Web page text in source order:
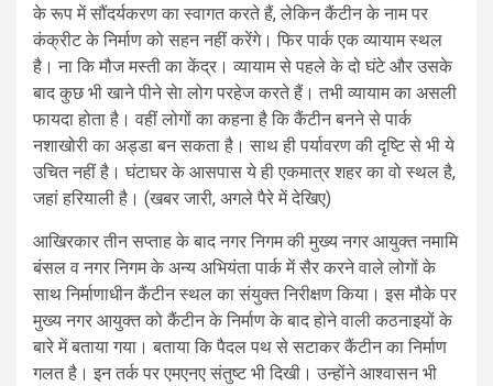
के रूप में सौंदर्यकरण का स्वागत करते हैं, लेकिन कैंटीन के नाम पर
कंक्रीट के निर्माण को सहन नहीं करेंगे। फिर पार्क एक व्यायाम स्थल
है। ना कि मौज मस्ती का केंद्र। व्यायाम से पहले के दो घंटे और उसके
बाद कुछ भी खाने पीने सेा लोग परहेज करते हैं। तभी व्यायाम का असली
फायदा होता है। वहीं लोगों का कहना है कि कैंटीन बनने से पार्क
नशाखोरी का अड्डा बन सकता है। साथ ही पर्यावरण की दृष्टि से भी ये
उचित नहीं है। घंटाघर के आसपास ये ही एकमात्र शहर का वो स्थल है,
जहां हरियाली है। (खबर जारी, अगले पैरे में देखिए)
आखिरकार तीन सप्ताह के बाद नगर निगम की मुख्य नगर आयुक्त नमामि
बंसल व नगर निगम के अन्य अभियंता पार्क में सैर करने वाले लोगों के
साथ निर्माणाधीन कैंटीन स्थल का संयुक्त निरीक्षण किया। इस मौके पर
मुख्य नगर आयुक्त को कैंटीन के निर्माण के बाद होने वाली कठनाइयों के
बारे में बताया गया। बताया कि पैदल पथ से सटाकर कैंटीन का निर्माण
गलत है। इन तर्क पर एमएनए संतुष्ट भी दिखी। उन्होंने आश्वासन भी